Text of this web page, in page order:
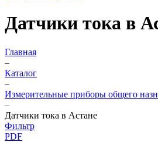
Датчики тока в
Главная
–
Каталог
–
Измерительные приборы общего
–
Датчики тока в Астане
Фильтр
PDF